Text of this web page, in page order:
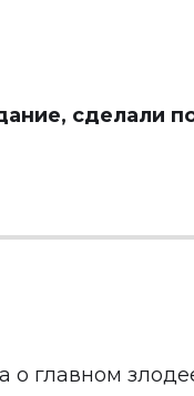
сделали
о главном